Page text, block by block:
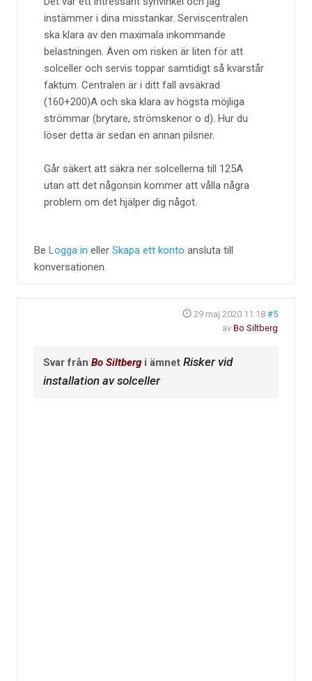
instämmer i dina misstankar. Serviscentralen
ska klara av den maximala inkommande
belastningen. Även om risken är liten för att
solceller och servis toppar samtidigt så kvarstår
faktum. Centralen är i ditt fall avsäkrad
(160+200)A och ska klara av högsta möjliga
strömmar (brytare, strömskenor o d). Hur du
löser detta är sedan en annan pilsner.
Går säkert att säkra ner solcellerna till 125A
utan att det någonsin kommer att vålla några
problem om det hjälper dig något.
Be Logga in eller Skapa ett konto ansluta till
konversationen.
29 maj 2020 11:18 #5
av Bo Siltberg
Svar från Bo Siltberg i ämnet Risker vid
installation av solceller